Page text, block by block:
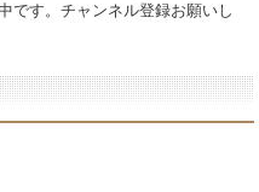
です。チャンネル登録お願いし